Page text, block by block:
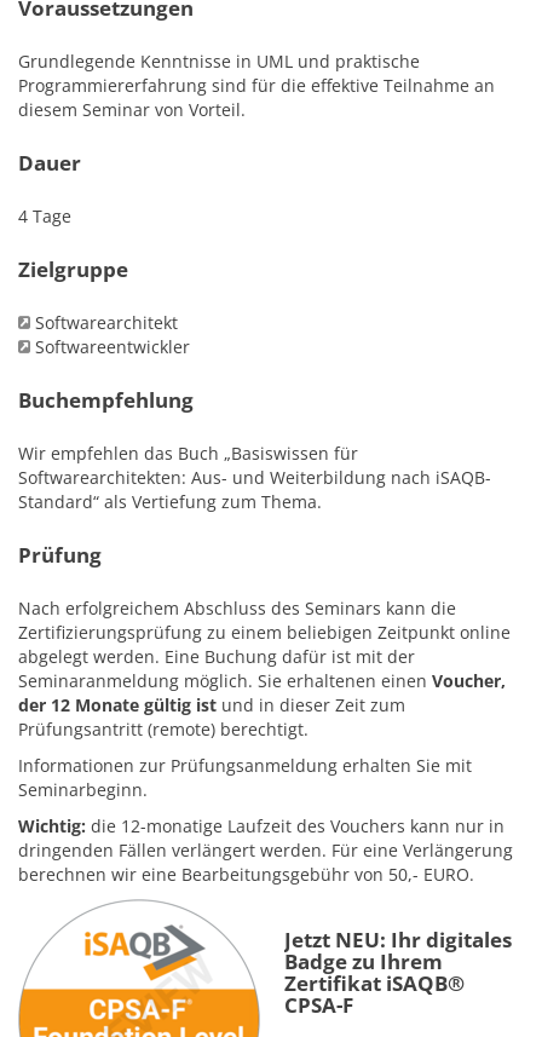
Voraussetzungen
Grundlegende Kenntnisse in UML und praktische
Programmiererfahrung sind für die effektive Teilnahme an
diesem Seminar von Vorteil.
Dauer
4 Tage
Zielgruppe
Softwarearchitekt
Softwareentwickler
Buchempfehlung
Wir empfehlen das Buch „Basiswissen für
Softwarearchitekten: Aus- und Weiterbildung nach iSAQB-
Standard“ als Vertiefung zum Thema.
Prüfung
Nach erfolgreichem Abschluss des Seminars kann die
Zertifizierungsprüfung zu einem beliebigen Zeitpunkt online
abgelegt werden. Eine Buchung dafür ist mit der
Seminaranmeldung möglich. Sie erhaltenen einen Voucher,
der 12 Monate gültig ist und in dieser Zeit zum
Prüfungsantritt (remote) berechtigt.
Informationen zur Prüfungsanmeldung erhalten Sie mit
Seminarbeginn.
Wichtig: die 12-monatige Laufzeit des Vouchers kann nur in
dringenden Fällen verlängert werden. Für eine Verlängerung
berechnen wir eine Bearbeitungsgebühr von 50,- EURO.
Jetzt NEU: Ihr digitales
Badge zu Ihrem
Zertifikat iSAQB®
CPSA-F